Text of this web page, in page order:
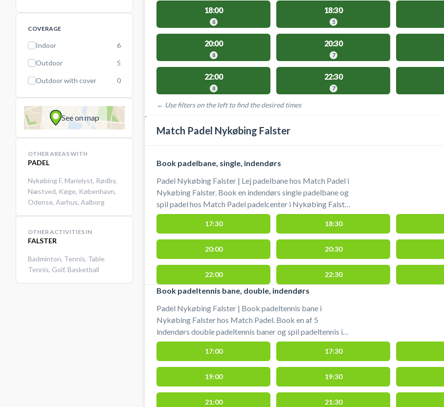
COVERAGE
Indoor 6
Outdoor 5
Outdoor with cover 0
See on map
OTHER AREAS WITH
PADEL
Nykøbing F, Marielyst, Rødby,
Næstved, Køge, København,
Odense, Aarhus, Aalborg
OTHER ACTIVITIES IN
FALSTER
Badminton, Tennis, Table
Tennis, Golf, Basketball
18:00
8
18:30
5
20:00
8
20:30
7
22:00
8
22:30
7
← Use filters on the left to find the desired times
FACILITIES WITH AVAILABLE ACTIVITIES
Match Padel Nykøbing Falster
Book padelbane, single, indendørs
Padel Nykøbing Falster | Lej padelbane hos Match Padel i
Nykøbing Falster. Book en indendørs single padelbane og
spil padel hos Match Padel padelcenter i Nykøbing Falster
på Århusvej 19, 4800 Nykøbing F. Parkering er gratis ved
booking af padeltennis bane hos Match Padel padelcenter
i Nykøbing F. Gratis padeltennis bat til rådighed og bolde
kan købes i padelhallen hos Match Padel Nykøbing
Falster.
17:30 18:30
20:00 20:30
22:00 22:30
Book padeltennis bane, double, indendørs
Padel Nykøbing Falster | Book padeltennis bane i
Nykøbing Falster hos Match Padel. Book en af 5
indendørs double padeltennis baner og spil padeltennis i
Falster hos Match Padel Nykøbing Falster padelcenter
beliggende på Århusvej 19, 4800 Nykøbing F. Parkering er
gratis ved booking af padeltennis bane hos Match Padel
padelcenter i Nykøbing F. Gratis padeltennis bat til
rådighed og bolde kan købes i padelhallen. Der er 7 meter
til loftet. Padeltennis banerne er af bedste kvalitet.
17:00 17:30
19:00 19:30
21:00 21:30